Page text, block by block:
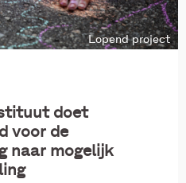
Lopend project
doet
voor de
naar mogelijk